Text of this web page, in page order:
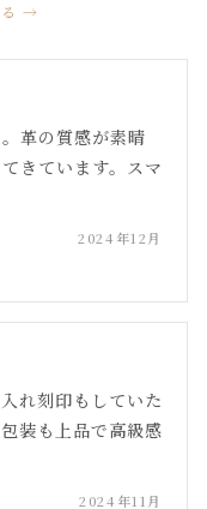
る →
革の質感が素晴
きています。スマ
2024年12月
れ刻印もしていた
装も上品で高級感
2024年11月